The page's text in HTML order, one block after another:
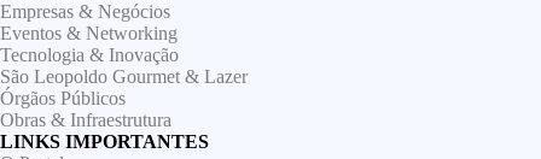
Empresas & Negócios
Eventos & Networking
Tecnologia & Inovação
São Leopoldo Gourmet & Lazer
Órgãos Públicos
Obras & Infraestrutura
LINKS IMPORTANTES